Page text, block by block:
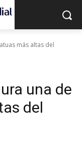
más altas del
una de
del